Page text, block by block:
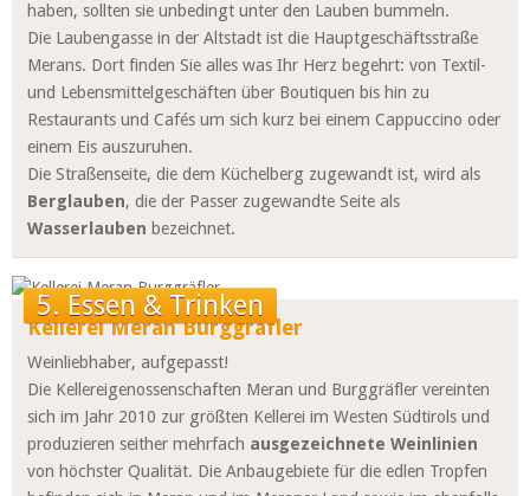
haben, sollten sie unbedingt unter den Lauben bummeln.
Die Laubengasse in der Altstadt ist die Hauptgeschäftsstraße
Merans. Dort finden Sie alles was Ihr Herz begehrt: von Textil-
und Lebensmittelgeschäften über Boutiquen bis hin zu
Restaurants und Cafés um sich kurz bei einem Cappuccino oder
einem Eis auszuruhen.
Die Straßenseite, die dem Küchelberg zugewandt ist, wird als
Berglauben, die der Passer zugewandte Seite als
Wasserlauben bezeichnet.
5. Essen & Trinken
Kellerei Meran Burggräfler
Weinliebhaber, aufgepasst!
Die Kellereigenossenschaften Meran und Burggräfler vereinten
sich im Jahr 2010 zur größten Kellerei im Westen Südtirols und
produzieren seither mehrfach ausgezeichnete Weinlinien
von höchster Qualität. Die Anbaugebiete für die edlen Tropfen